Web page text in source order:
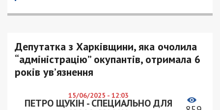
Депутатка з Харківщини, яка очолила
“адміністрацію” окупантів, отримала 6
років ув’язнення
15/06/2025 - 12:03
ПЕТРО ЩУКІН - СПЕЦИАЛЬНО ДЛЯ